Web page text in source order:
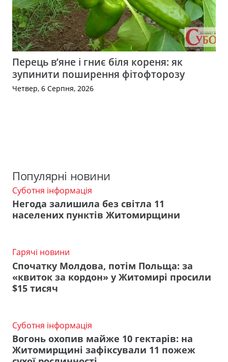
Перець в’яне і гниє біля кореня: як
зупинити поширення фітофторозу
Четвер, 6 Серпня, 2026
Популярні новини
Суботня інформація
Негода залишила без світла 11
населених пунктів Житомирщини
Гарячі новини
Спочатку Молдова, потім Польща: за
«квиток за кордон» у Житомирі просили
$15 тисяч
Суботня інформація
Вогонь охопив майже 10 гектарів: на
Житомирщині зафіксували 11 пожеж